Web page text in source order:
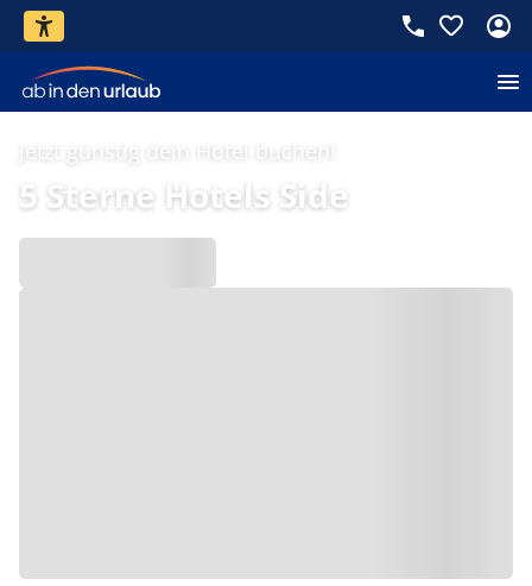
Jetzt günstig dein Hotel buchen!
5 Sterne Hotels Side